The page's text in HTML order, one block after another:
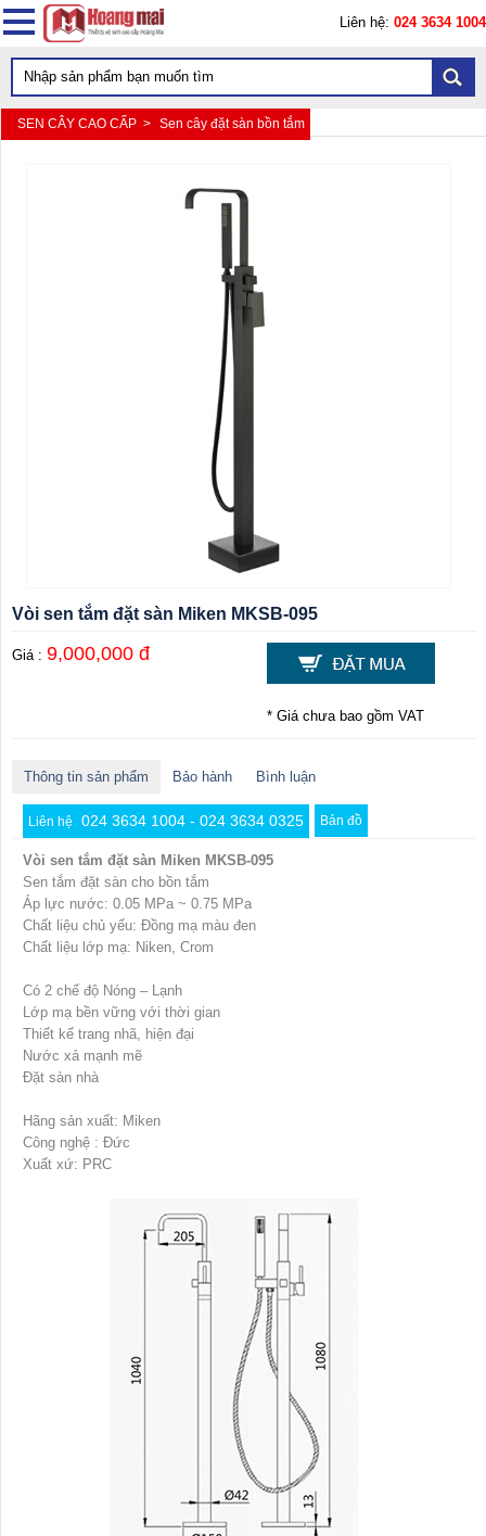
Liên hệ: 024 3634 1004
SEN CÂY CAO CẤP > Sen cây đặt sàn bồn tắm
Vòi sen tắm đặt sàn Miken MKSB-095
Giá : 9,000,000 đ
* Giá chưa bao gồm VAT
Thông tin sản phẩm Bảo hành Bình luận
Liên hệ 024 3634 1004 - 024 3634 0325 Bản đồ
Vòi sen tắm đặt sàn Miken MKSB-095
Sen tắm đặt sàn cho bồn tắm
Áp lực nước: 0.05 MPa ~ 0.75 MPa
Chất liệu chủ yếu: Đồng mạ màu đen
Chất liệu lớp mạ: Niken, Crom
Có 2 chế độ Nóng – Lạnh
Lớp mạ bền vững với thời gian
Thiết kế trang nhã, hiện đại
Nước xả mạnh mẽ
Đặt sàn nhà
Hãng sản xuất: Miken
Công nghệ : Đức
Xuất xứ: PRC